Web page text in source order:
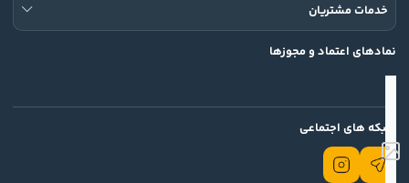
خدمات مشتریان
نمادهای اعتماد و مجوزها
شبکه های اجتماعی